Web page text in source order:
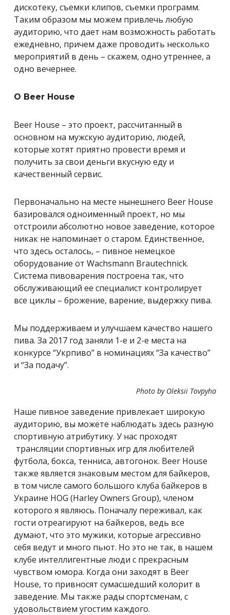
дискотеку, съемки клипов, съемки программ.
Таким образом мы можем привлечь любую
аудиторию, что дает нам возможность работать
ежедневно, причем даже проводить несколько
мероприятий в день – скажем, одно утреннее, а
одно вечернее.
О Beer House
Beer House – это проект, рассчитанный в
основном на мужскую аудиторию, людей,
которые хотят приятно провести время и
получить за свои деньги вкусную еду и
качественный сервис.
Первоначально на месте нынешнего Beer House
базировался одноименный проект, но мы
отстроили абсолютно новое заведение, которое
никак не напоминает о старом. Единственное,
что здесь осталось, – пивное немецкое
оборудование от Wachsmann Brautechnick.
Система пивоварения построена так, что
обслуживающий ее специалист контролирует
все циклы – брожение, варение, выдержку пива.
Мы поддерживаем и улучшаем качество нашего
пива. За 2017 год заняли 1-е и 2-е места на
конкурсе “Укрпиво” в номинациях “За качество”
и “За подачу”.
Photo by Oleksii Tovpyha
Наше пивное заведение привлекает широкую
аудиторию, вы можете наблюдать здесь разную
спортивную атрибутику. У нас проходят
трансляции спортивных игр для любителей
футбола, бокса, тенниса, автогонок. Beer House
также является знаковым местом для байкеров,
в том числе самого большого клуба байкеров в
Украине HOG (Harley Owners Group), членом
которого я являюсь. Поначалу переживал, как
гости отреагируют на байкеров, ведь все
думают, что это мужики, которые агрессивно
себя ведут и много пьют. Но это не так, в нашем
клубе интеллигентные люди с прекрасным
чувством юмора. Когда они заходят в Beer
House, то привносят сумасшедший колорит в
заведение. Мы также рады спортсменам, с
удовольствием угостим каждого.